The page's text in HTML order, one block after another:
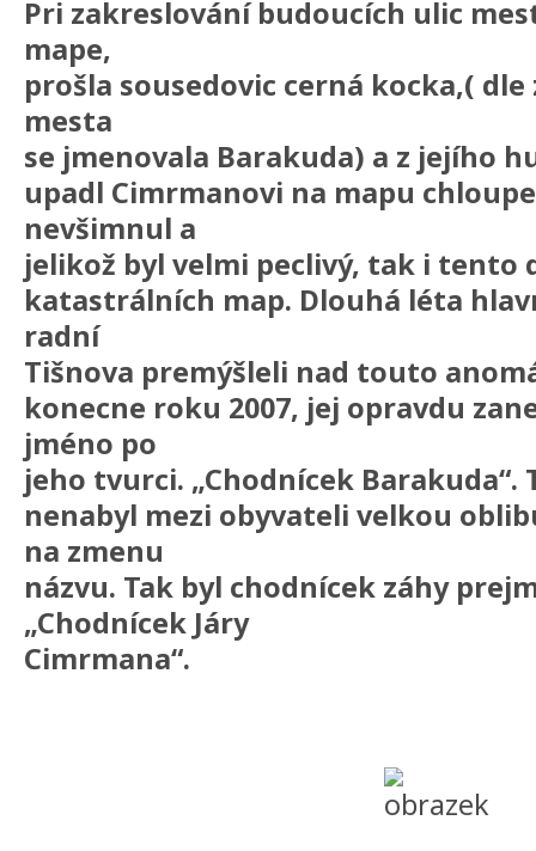
Pri zakreslování budoucích ulic
mape,
prošla sousedovic cerná kocka,(
mesta
se jmenovala Barakuda) a z jejího
upadl Cimrmanovi na mapu
nevšimnul a
jelikož byl velmi peclivý, tak i tento
katastrálních map. Dlouhá léta
radní
Tišnova premýšleli nad touto
konecne roku 2007, jej opravdu
jméno po
jeho tvurci. „Chodnícek Barakuda“.
nenabyl mezi obyvateli velkou
na zmenu
názvu. Tak byl chodnícek záhy
„Chodnícek Járy
Cimrmana“.